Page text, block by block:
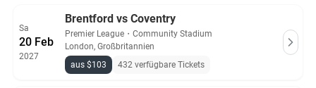
Sa
20 Feb
2027
Brentford vs Coventry
Premier League ・ Community Stadium
London, Großbritannien
aus $103
432 verfügbare Tickets